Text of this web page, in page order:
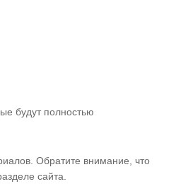
будут полностью
Обратите внимание, что
сайта.